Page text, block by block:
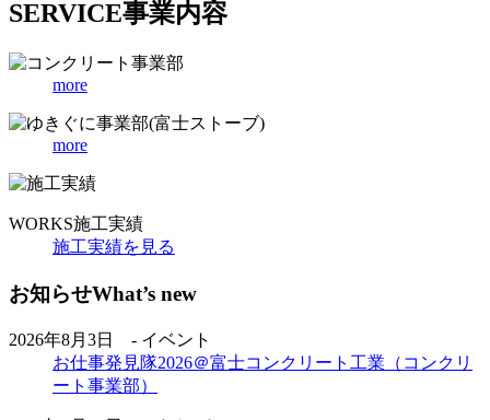
SERVICE事業内容
more
more
WORKS施工実績
施工実績を見る
お知らせWhat’s new
2026年8月3日 - イベント
お仕事発見隊2026＠富士コンクリート工業（コンクリ
ート事業部）